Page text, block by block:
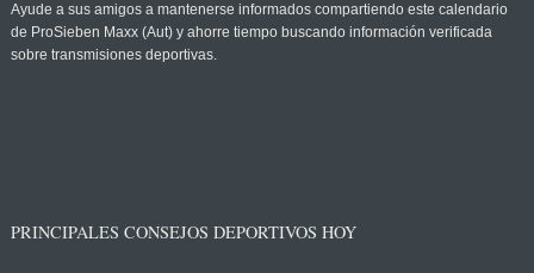
Ayude a sus amigos a mantenerse informados compartiendo este calendario
de ProSieben Maxx (Aut) y ahorre tiempo buscando información verificada
sobre transmisiones deportivas.
PRINCIPALES CONSEJOS DEPORTIVOS HOY